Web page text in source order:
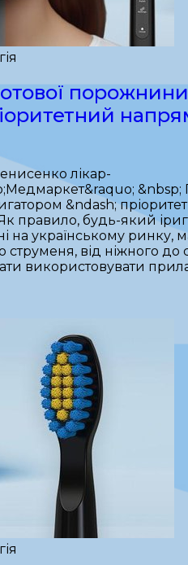
лікар-
&nbsp;
&ndash;
правило, будь-який
на українському ринку,
струменя, від ніжного до
використовувати